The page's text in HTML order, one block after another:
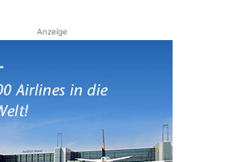
Anzeige